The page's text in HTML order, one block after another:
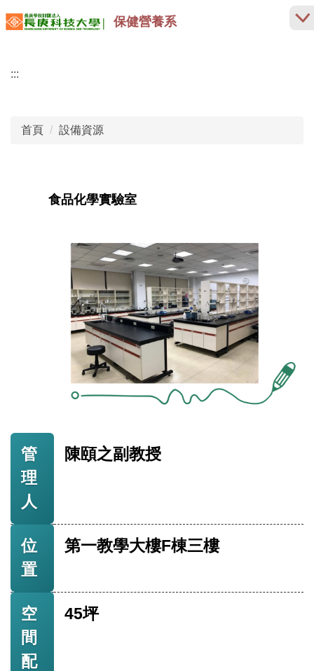
跳
到
內
保健營養系
:::
首頁 設備資源
食品化學實驗室
管
理
人
陳頤之副教授
位
置
第一教學大樓F棟三樓
空
間
配
45坪